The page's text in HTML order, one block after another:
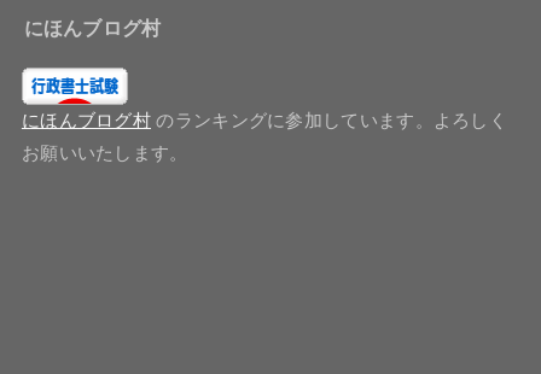
にほんブログ村
にほんブログ村 のランキングに参加しています。よろしく
お願いいたします。